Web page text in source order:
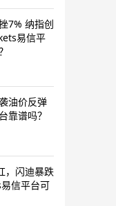
7% 纳指创
易信平
油价反弹
靠谱吗？
，闪迪暴跌
信平台可